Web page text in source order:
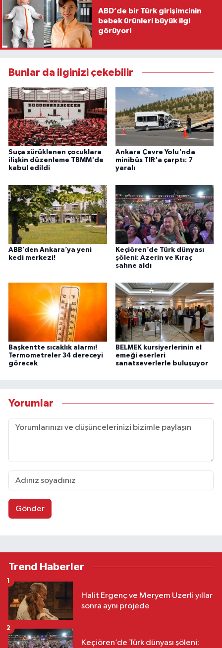
ABD’de bir Türk girişimcinin
bebek ürünleri büyük ilgi
görüyor!
Bunlar da ilginizi çekebilir
Suça sürüklenen çocuklara
ilişkin düzenleme TBMM'de
kabul edildi
Ankara Çevre Yolu'nda
minibüs TIR'a çarptı: 7
yaralı
ABB’den Ankara’ya yeni
kedi merkezi!
Keçiören’de Türk dünyası
şöleni: Azerin ve Kıraç
sahne aldı
Başkentte sıcaklık alarmı!
Termometreler 34 dereceyi
görecek
BELMEK kursiyerlerinin el
emeği eserleri
sanatseverlerle buluşuyor
Yorumlar
Gönder
Trend Haberler
Halit Ergenç ve Meryem Uzerli yıllar
sonra aynı projede
1
Keçiören’de Türk dünyası şöleni:
2